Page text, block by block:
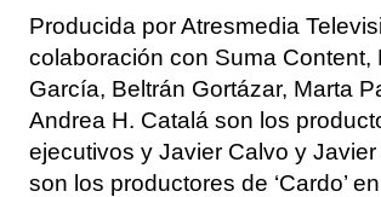
Producida por Atresmedia
colaboración con Suma Content,
García, Beltrán Gortázar, Marta
Andrea H. Catalá son los
ejecutivos y Javier Calvo y Javier
son los productores de ‘Cardo’